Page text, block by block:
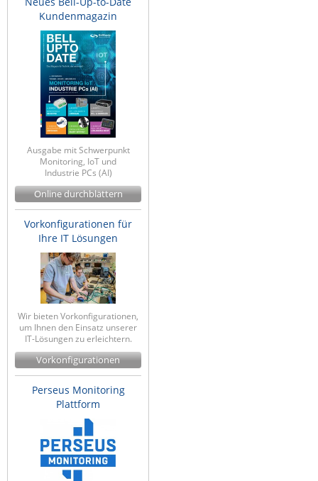
Kundenmagazin
Ausgabe mit Schwerpunkt
Monitoring, IoT und
Industrie PCs (AI)
Online durchblättern
Vorkonfigurationen für
Ihre IT Lösungen
Wir bieten Vorkonfigurationen,
um Ihnen den Einsatz unserer
IT-Lösungen zu erleichtern.
Vorkonfigurationen
Perseus Monitoring
Plattform